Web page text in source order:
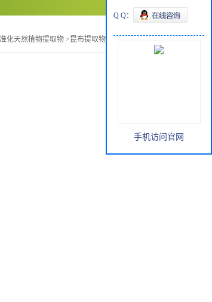
化天然植物提取物 >昆布提取物 褐藻素5%-10%
Q Q：
手机访问官网